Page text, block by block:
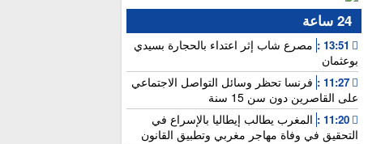
24 ساعة
13:51 :
مصرع شاب إثر اعتداء بالحجارة بسيدي
بوعثمان
11:27 :
فرنسا تحظر وسائل التواصل الاجتماعي
على القاصرين دون سن 15 سنة
11:20 :
المغرب يطالب إيطاليا بالإسراع في
التحقيق في وفاة مهاجر مغربي وتطبيق القانون